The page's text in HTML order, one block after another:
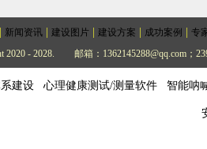
新闻资讯 建设图片 建设方案 成功案例
专
2020 - 2028.
邮箱：1362145288@qq.com；
建设 心理健康测试/测量软件 智能呐